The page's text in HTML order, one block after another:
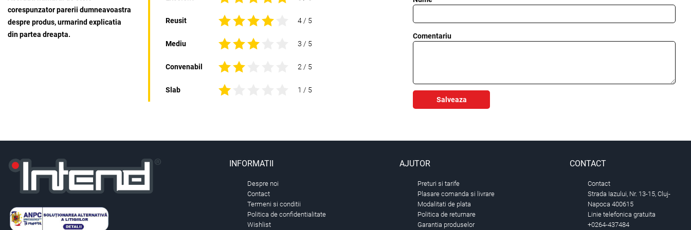
corespunzator parerii dumneavoastra
despre produs, urmarind explicatia
din partea dreapta.
Reusit 4 / 5
Mediu 3 / 5
Convenabil 2 / 5
Slab 1 / 5
Comentariu
Salveaza
INFORMATII
Despre noi
Contact
Termeni si conditii
Politica de confidentialitate
Wishlist
AJUTOR
Preturi si tarife
Plasare comanda si livrare
Modalitati de plata
Politica de returnare
Garantia produselor
CONTACT
Contact
Strada Iazului, Nr. 13-15, Cluj-
Napoca 400615
Linie telefonica gratuita
+0264-437484